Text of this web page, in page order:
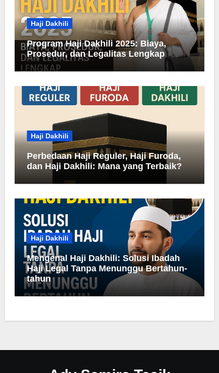
Haji Dakhili
Program Haji Dakhili 2025: Biaya,
Prosedur, dan Legalitas Lengkap
Haji Dakhili
Perbedaan Haji Reguler, Haji Furoda,
dan Haji Dakhili: Mana yang Terbaik?
Haji Dakhili
Mengenal Haji Dakhili: Solusi Ibadah
Haji Legal Tanpa Menunggu Bertahun-
tahun